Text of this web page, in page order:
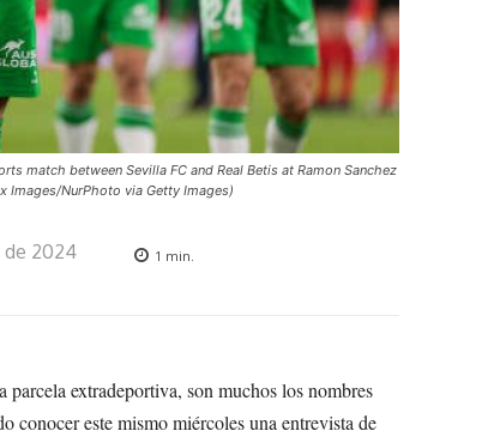
match between Sevilla FC and Real Betis at Ramon Sanchez
Images/NurPhoto via Getty Images)
de 2024 1 min.
extradeportiva, son muchos los nombres
conocer este mismo miércoles una entrevista de